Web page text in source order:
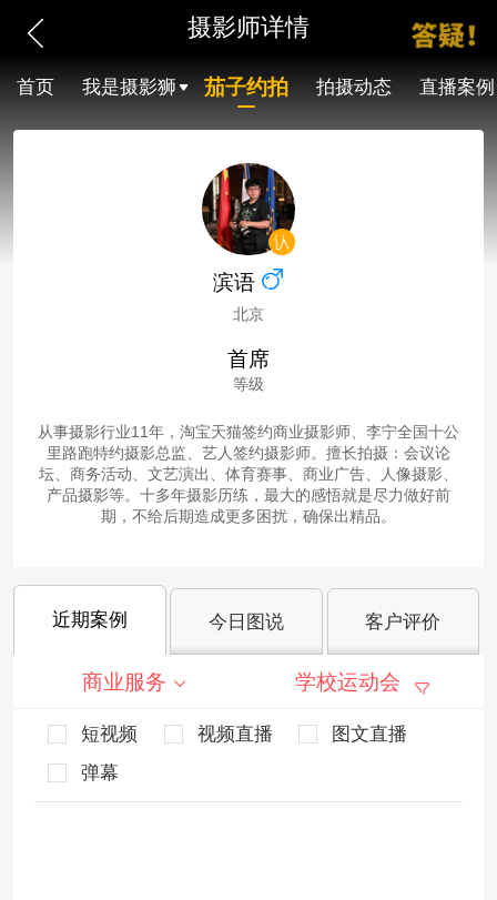
摄影师详情
首页 我是摄影狮 茄子约拍 拍摄动态 直播案例
滨语
北京
首席
等级
从事摄影行业11年，淘宝天猫签约商业摄影师、李宁全国十公
里路跑特约摄影总监、艺人签约摄影师。擅长拍摄：会议论
坛、商务活动、文艺演出、体育赛事、商业广告、人像摄影、
产品摄影等。十多年摄影历练，最大的感悟就是尽力做好前
期，不给后期造成更多困扰，确保出精品。
近期案例 今日图说 客户评价
商业服务 学校运动会
短视频 视频直播
图文直播
弹幕